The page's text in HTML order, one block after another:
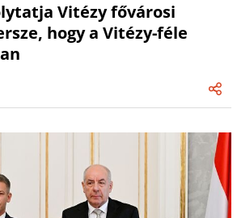
Vitézy fővárosi
hogy a Vitézy-féle